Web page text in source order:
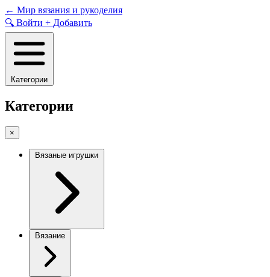
Skip
to
content
← Мир вязания и рукоделия
🔍 Войти + Добавить
Категории
Категории
×
Вязаные игрушки
Вязание